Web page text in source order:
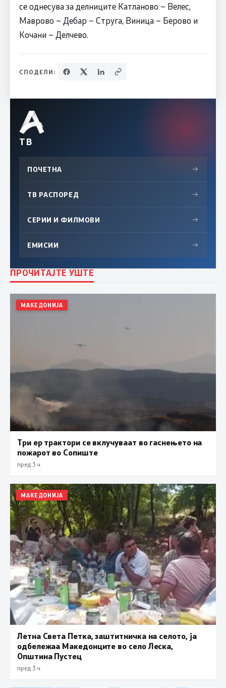
се однесува за делниците Катланово – Велес,
Маврово – Дебар – Струга, Виница – Берово и
Кочани – Делчево.
СПОДЕЛИ:
ТВ
ПОЧЕТНА →
ТВ РАСПОРЕД →
СЕРИИ И ФИЛМОВИ →
ЕМИСИИ →
ПРОЧИТАЈТЕ УШТЕ
МАКЕДОНИЈА
Три ер трактори се вклучуваат во гаснењето на
пожарот во Сопиште
пред 3 ч.
МАКЕДОНИЈА
Летна Света Петка, заштитничка на селото, ја
одбележаа Македонците во село Леска,
Општина Пустец
пред 3 ч.